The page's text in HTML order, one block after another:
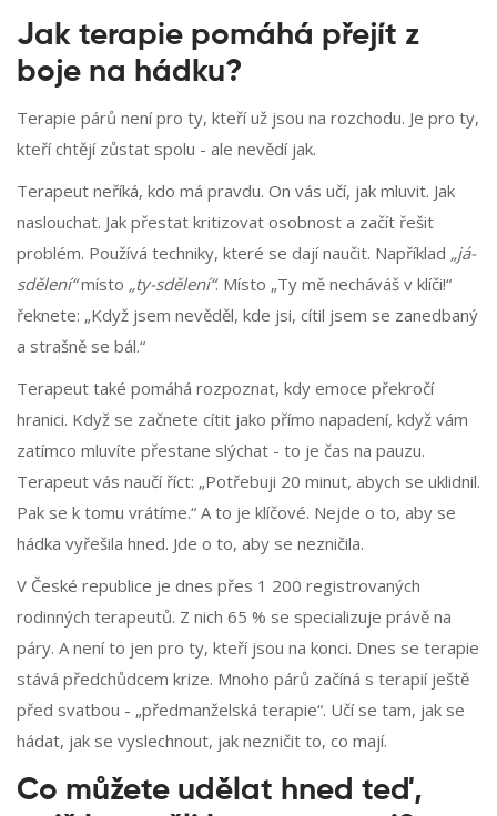
Jak terapie pomáhá přejít z
boje na hádku?
Terapie párů není pro ty, kteří už jsou na rozchodu. Je pro ty,
kteří chtějí zůstat spolu - ale nevědí jak.
Terapeut neříká, kdo má pravdu. On vás učí, jak mluvit. Jak
naslouchat. Jak přestat kritizovat osobnost a začít řešit
problém. Používá techniky, které se dají naučit. Například „já-
sdělení“místo „ty-sdělení“. Místo „Ty mě necháváš v klíči!“
řeknete: „Když jsem nevěděl, kde jsi, cítil jsem se zanedbaný
a strašně se bál.“
Terapeut také pomáhá rozpoznat, kdy emoce překročí
hranici. Když se začnete cítit jako přímo napadení, když vám
zatímco mluvíte přestane slýchat - to je čas na pauzu.
Terapeut vás naučí říct: „Potřebuji 20 minut, abych se uklidnil.
Pak se k tomu vrátíme.“ A to je klíčové. Nejde o to, aby se
hádka vyřešila hned. Jde o to, aby se nezničila.
V České republice je dnes přes 1 200 registrovaných
rodinných terapeutů. Z nich 65 % se specializuje právě na
páry. A není to jen pro ty, kteří jsou na konci. Dnes se terapie
stává předchůdcem krize. Mnoho párů začíná s terapií ještě
před svatbou - „předmanželská terapie“. Učí se tam, jak se
hádat, jak se vyslechnout, jak nezničit to, co mají.
Co můžete udělat hned teď,